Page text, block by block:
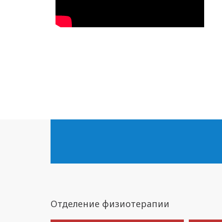
Отделение физиотерапии